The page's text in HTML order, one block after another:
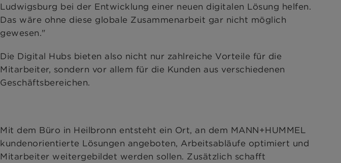
Ludwigsburg bei der Entwicklung einer neuen digitalen Lösung helfen.
Das wäre ohne diese globale Zusammenarbeit gar nicht möglich
gewesen."
Die Digital Hubs bieten also nicht nur zahlreiche Vorteile für die
Mitarbeiter, sondern vor allem für die Kunden aus verschiedenen
Geschäftsbereichen.
Mit dem Büro in Heilbronn entsteht ein Ort, an dem MANN+HUMMEL
kundenorientierte Lösungen angeboten, Arbeitsabläufe optimiert und
Mitarbeiter weitergebildet werden sollen. Zusätzlich schafft